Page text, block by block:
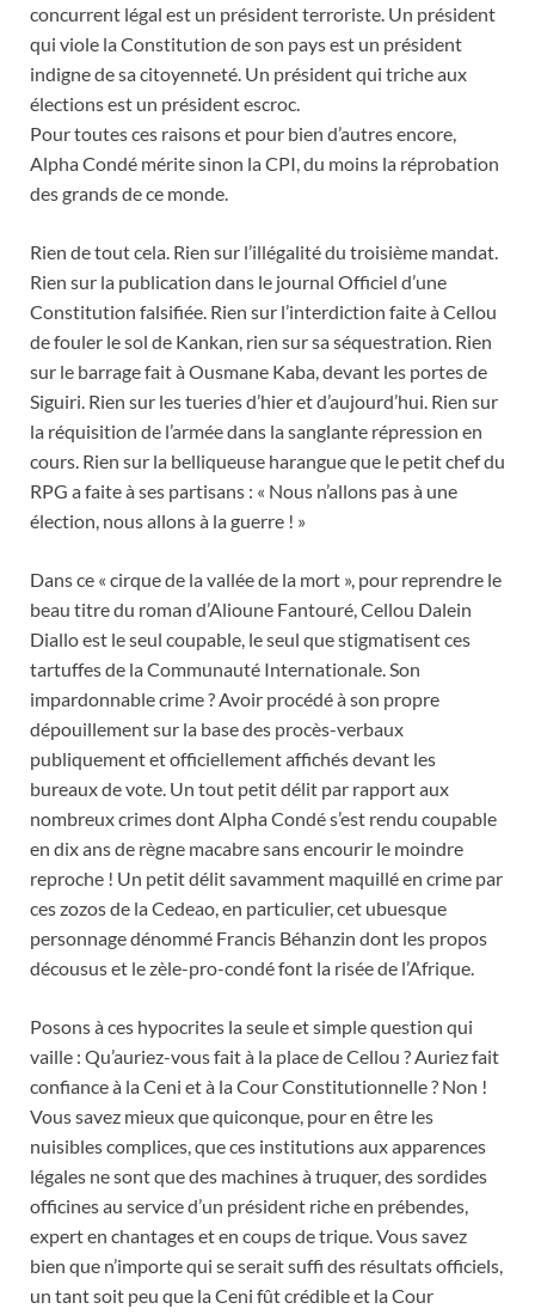
concurrent légal est un président terroriste. Un président
qui viole la Constitution de son pays est un président
indigne de sa citoyenneté. Un président qui triche aux
élections est un président escroc.
Pour toutes ces raisons et pour bien d’autres encore,
Alpha Condé mérite sinon la CPI, du moins la réprobation
des grands de ce monde.
Rien de tout cela. Rien sur l’illégalité du troisième mandat.
Rien sur la publication dans le journal Officiel d’une
Constitution falsifiée. Rien sur l’interdiction faite à Cellou
de fouler le sol de Kankan, rien sur sa séquestration. Rien
sur le barrage fait à Ousmane Kaba, devant les portes de
Siguiri. Rien sur les tueries d’hier et d’aujourd’hui. Rien sur
la réquisition de l’armée dans la sanglante répression en
cours. Rien sur la belliqueuse harangue que le petit chef du
RPG a faite à ses partisans : « Nous n’allons pas à une
élection, nous allons à la guerre ! »
Dans ce « cirque de la vallée de la mort », pour reprendre le
beau titre du roman d’Alioune Fantouré, Cellou Dalein
Diallo est le seul coupable, le seul que stigmatisent ces
tartuffes de la Communauté Internationale. Son
impardonnable crime ? Avoir procédé à son propre
dépouillement sur la base des procès-verbaux
publiquement et officiellement affichés devant les
bureaux de vote. Un tout petit délit par rapport aux
nombreux crimes dont Alpha Condé s’est rendu coupable
en dix ans de règne macabre sans encourir le moindre
reproche ! Un petit délit savamment maquillé en crime par
ces zozos de la Cedeao, en particulier, cet ubuesque
personnage dénommé Francis Béhanzin dont les propos
décousus et le zèle-pro-condé font la risée de l’Afrique.
Posons à ces hypocrites la seule et simple question qui
vaille : Qu’auriez-vous fait à la place de Cellou ? Auriez fait
confiance à la Ceni et à la Cour Constitutionnelle ? Non !
Vous savez mieux que quiconque, pour en être les
nuisibles complices, que ces institutions aux apparences
légales ne sont que des machines à truquer, des sordides
officines au service d’un président riche en prébendes,
expert en chantages et en coups de trique. Vous savez
bien que n’importe qui se serait suffi des résultats officiels,
un tant soit peu que la Ceni fût crédible et la Cour